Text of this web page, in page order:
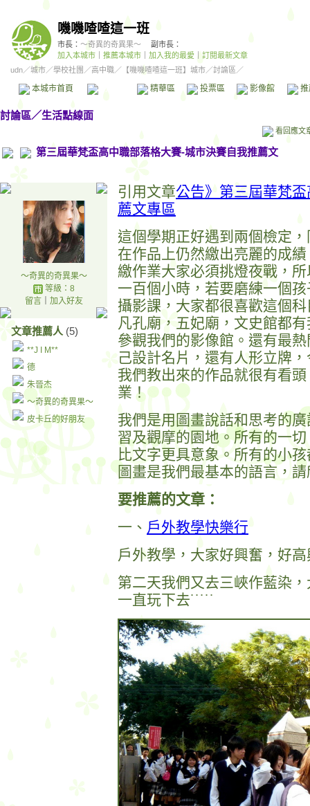
嘰嘰喳喳這一班
市長： ～奇異的奇異果～
副市長：
加入本城市
推薦本城市 加入我的最愛 ｜ 訂閱最新文章
udn／城市／學校社團 ／高中職／ 【嘰嘰喳喳這一班】城市／討論區／
本城市首頁 精華區 投票區 影像館
討論區／生活點線面
看回應文
第三屆華梵盃高中職部落格大賽-城市決賽自我推薦文
～奇異的奇異果～
等級：8
留言｜ 加入好友
文章推薦人 (5)
**J I M**
德
朱晉杰
～奇異的奇異果～
皮卡丘的好朋友
引用文章公告》第三屆華梵
薦文專區
這個學期正好遇到兩個檢定
在作品上仍然繳出亮麗的成
繳作業大家必須挑燈夜戰，
一百個小時，若要磨練一個
攝影課，大家都很喜歡這個
凡孔廟，五妃廟，文史館都
參觀我們的影像館。還有最
己設計名片，還有人形立牌
我們教出來的作品就很有看
業！
我們是用圖畫說話和思考的
習及觀摩的園地。所有的一
比文字更具意象。所有的小
圖畫是我們最基本的語言，
要推薦的文章：
一、 戶外教學快樂行
戶外教學，大家好興奮，好
第二天我們又去三峽作藍染
一直玩下去˙˙˙˙˙